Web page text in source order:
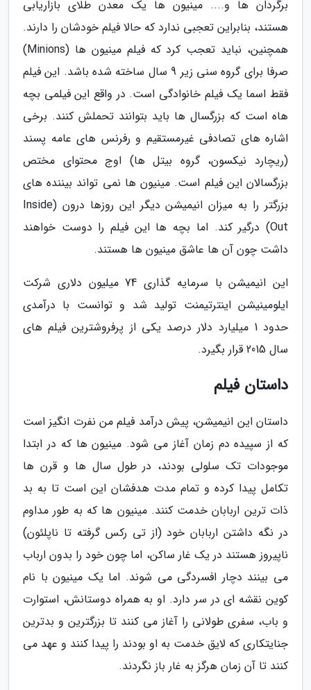
برگردان ها و.... مینیون ها یک معدن طلای بازاریابی
هستند، بنابراین تعجبی ندارد که حالا فیلم خودشان را دارند.
همچنین، نباید تعجب کرد که فیلم مینیون ها (Minions)
صرفا برای گروه سنی زیر 9 سال ساخته شده باشد. این فیلم
فقط اسما یک فیلم خانوادگی است. در واقع این فیلمی بچه
هاه است که بزرگسال ها باید بتوانند تحملش کنند. برخی
اشاره های تصادفی غیرمستقیم و رفرنس های عامه پسند
(ریچارد نیکسون، گروه بیتل ها) اوج محتوای مختص
بزرگسالان این فیلم است. مینیون ها نمی تواند بیننده های
بزرگتر را به میزان انیمیشن دیگر این روزها درون (Inside
Out) درگیر کند. اما بچه ها این فیلم را دوست خواهند
داشت چون آن ها عاشق مینیون ها هستند.
این انیمیشن با سرمایه گذاری 74 میلیون دلاری شرکت
ایلومینیشن اینترتیمنت تولید شد و توانست با درآمدی
حدود 1 میلیارد دلار درصد یکی از پرفروشترین فیلم های
سال 2015 قرار بگیرد.
داستان فیلم
داستان این انیمیشن، پیش درآمد فیلم من نفرت انگیز است
که از سپیده دم زمان آغاز می شود. مینیون ها که در ابتدا
موجودات تک سلولی بودند، در طول سال ها و قرن ها
تکامل پیدا کرده و تمام مدت هدفشان این است تا به بد
ذات ترین اربابان خدمت کنند. مینیون ها که به طور مداوم
در نگه داشتن اربابان خود (از تی رکس گرفته تا ناپلئون)
ناپیروز هستند در یک غار ساکن، اما چون خود را بدون ارباب
می بینند دچار افسردگی می شوند. اما یک مینیون با نام
کوین نقشه ای در سر دارد. او به همراه دوستانش، استوارت
و باب، سفری طولانی را آغاز می کنند تا بزرگترین و بدترین
جنایتکاری که لایق خدمت به او بودند را پیدا کنند و عهد می
کنند تا آن زمان هرگز به غار باز نگردند.